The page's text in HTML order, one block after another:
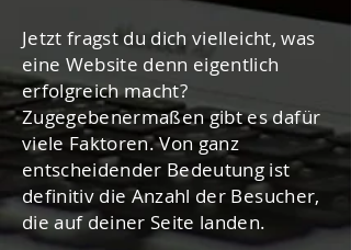
Jetzt fragst du dich vielleicht, was
eine Website denn eigentlich
erfolgreich macht?
Zugegebenermaßen gibt es dafür
viele Faktoren. Von ganz
entscheidender Bedeutung ist
definitiv die Anzahl der Besucher,
die auf deiner Seite landen.